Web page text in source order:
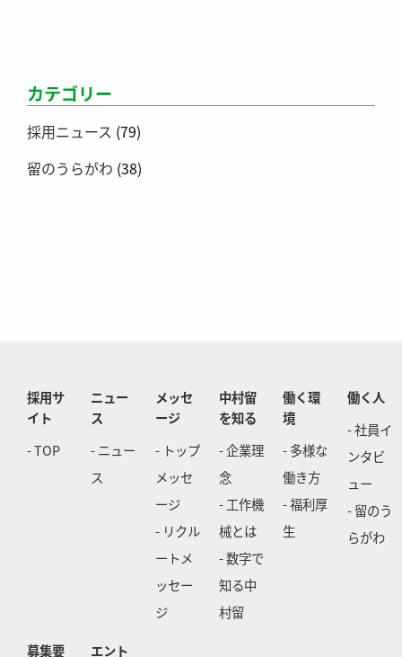
カテゴリー
採用ニュース (79)
留のうらがわ (38)
採用サ
イト
- TOP
ニュー
ス
- ニュー
ス
メッセ
ージ
- トップ
メッセ
ージ
- リクル
ートメ
ッセー
ジ
中村留
を知る
- 企業理
念
- 工作機
械とは
- 数字で
知る中
村留
働く環
境
- 多様な
働き方
- 福利厚
生
働く人
- 社員イ
ンタビ
ュー
- 留のう
らがわ
募集要
エント